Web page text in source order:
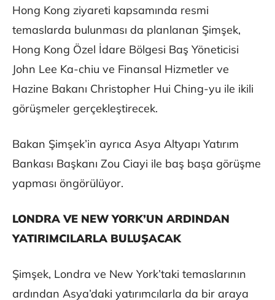
Hong Kong ziyareti kapsamında resmi
temaslarda bulunması da planlanan Şimşek,
Hong Kong Özel İdare Bölgesi Baş Yöneticisi
John Lee Ka-chiu ve Finansal Hizmetler ve
Hazine Bakanı Christopher Hui Ching-yu ile ikili
görüşmeler gerçekleştirecek.
Bakan Şimşek’in ayrıca Asya Altyapı Yatırım
Bankası Başkanı Zou Ciayi ile baş başa görüşme
yapması öngörülüyor.
LONDRA VE NEW YORK’UN ARDINDAN
YATIRIMCILARLA BULUŞACAK
Şimşek, Londra ve New York’taki temaslarının
ardından Asya’daki yatırımcılarla da bir araya